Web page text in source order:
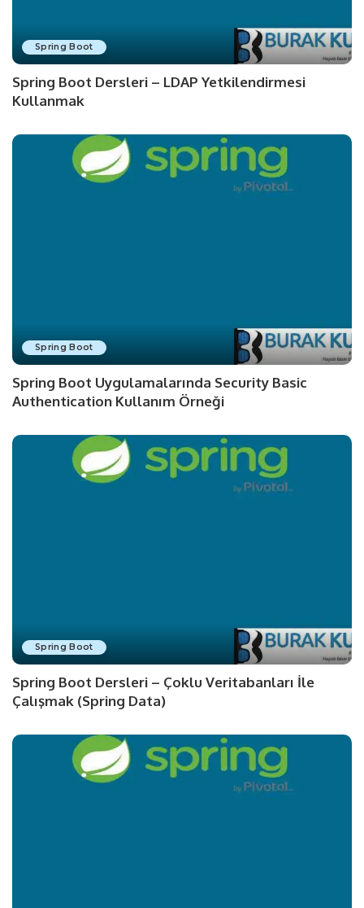
Spring Boot
Spring Boot Dersleri – LDAP Yetkilendirmesi
Kullanmak
Spring Boot
Spring Boot Uygulamalarında Security Basic
Authentication Kullanım Örneği
Spring Boot
Spring Boot Dersleri – Çoklu Veritabanları İle
Çalışmak (Spring Data)